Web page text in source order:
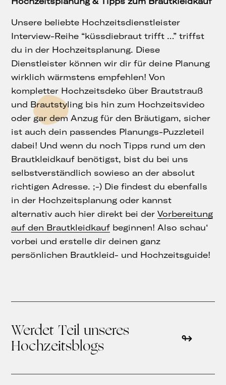
Unsere beliebte Hochzeitsdienstleister
Interview-Reihe “küssdiebraut trifft …” triffst
du in der Hochzeitsplanung. Diese
Dienstleister können wir dir für deine Planung
wirklich wärmstens empfehlen! Von
kompletter Hochzeitsdeko über Brautstrauß
und Brautstyling bis hin zum Hochzeitsvideo
oder gar dem Anzug für den Bräutigam, sicher
ist auch dein passendes Planungs-Puzzleteil
dabei! Und wenn du noch Tipps rund um den
Brautkleidkauf benötigst, bist du bei uns
selbstverständlich sowieso an der absolut
richtigen Adresse. ;-) Die findest du ebenfalls
in der Hochzeitsplanung oder kannst
alternativ auch hier direkt bei derVorbereitung
auf den Brautkleidkauf beginnen! Also schau‘
vorbei und erstelle dir deinen ganz
persönlichen Brautkleid- und Hochzeitsguide!
Werdet Teil unseres
Hochzeitsblogs